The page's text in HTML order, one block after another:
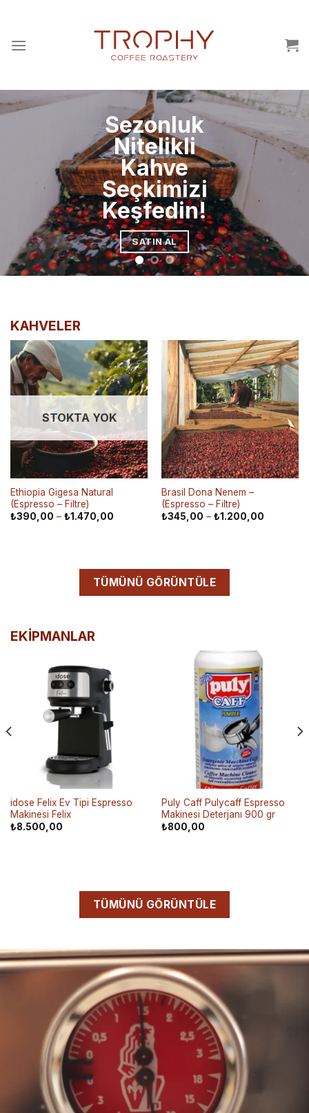
Sezonluk
Nitelikli
Kahve
Seçkimizi
Keşfedin!
SATIN AL
KAHVELER
STOKTA YOK
Ethiopia Gigesa Natural
(Espresso – Filtre)
₺390,00 – ₺1.470,00
Brasil Dona Nenem –
(Espresso – Filtre)
₺345,00 – ₺1.200,00
TÜMÜNÜ GÖRÜNTÜLE
EKİPMANLAR
idose Felix Ev Tipi Espresso
Makinesi Felix
₺8.500,00
Puly Caff Pulycaff Espresso
Makinesi Deterjanı 900 gr
₺800,00
TÜMÜNÜ GÖRÜNTÜLE